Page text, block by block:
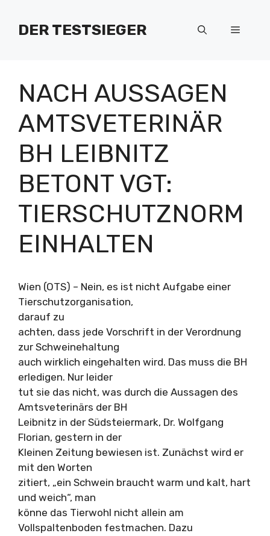
Inhalt
springenDER TESTSIEGER Menü
NACH AUSSAGEN
AMTSVETERINÄR
BH LEIBNITZ
BETONT VGT:
TIERSCHUTZNORM
EINHALTEN
Wien (OTS) – Nein, es ist nicht Aufgabe einer
Tierschutzorganisation,
darauf zu
achten, dass jede Vorschrift in der Verordnung
zur Schweinehaltung
auch wirklich eingehalten wird. Das muss die BH
erledigen. Nur leider
tut sie das nicht, was durch die Aussagen des
Amtsveterinärs der BH
Leibnitz in der Südsteiermark, Dr. Wolfgang
Florian, gestern in der
Kleinen Zeitung bewiesen ist. Zunächst wird er
mit den Worten
zitiert, „ein Schwein braucht warm und kalt, hart
und weich“, man
könne das Tierwohl nicht allein am
Vollspaltenboden festmachen. Dazu